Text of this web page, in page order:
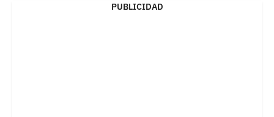
PUBLICIDAD